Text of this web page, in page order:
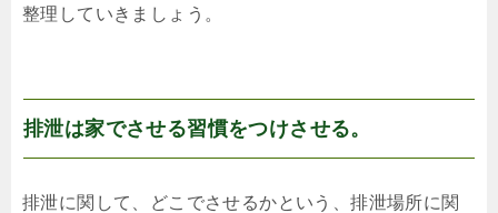
整理していきましょう。
排泄は家でさせる習慣をつけさせる。
排泄に関して、どこでさせるかという、排泄場所に関